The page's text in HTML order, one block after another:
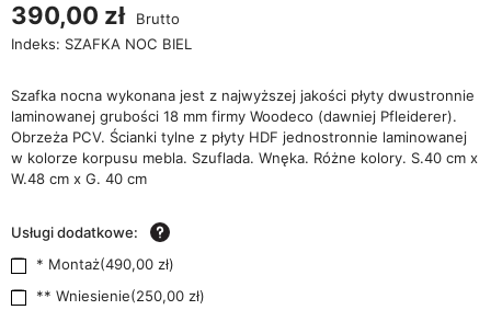
390,00 zł
Brutto
Indeks: SZAFKA NOC BIEL
Szafka nocna wykonana jest z najwyższej jakości płyty dwustronnie
laminowanej grubości 18 mm firmy Woodeco (dawniej Pfleiderer).
Obrzeża PCV. Ścianki tylne z płyty HDF jednostronnie laminowanej
w kolorze korpusu mebla. Szuflada. Wnęka. Różne kolory. S.40 cm x
W.48 cm x G. 40 cm
Usługi dodatkowe:
* Montaż(490,00 zł)
** Wniesienie(250,00 zł)